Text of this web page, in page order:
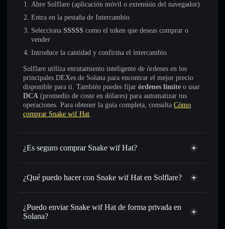
Abre Solflare (aplicación móvil o extensión del navegador)
Entra en la pestaña de Intercambio
Selecciona SSSSS como el token que deseas comprar o
vender
Introduce la cantidad y confirma el intercambio
Solflare utiliza enrutamiento inteligente de órdenes en los
principales DEXes de Solana para encontrar el mejor precio
disponible para ti. También puedes fijar órdenes límite o usar
DCA (promedio de coste en dólares) para automatizar tus
operaciones. Para obtener la guía completa, consulta Cómo
comprar Snake wif Hat.
¿Es seguro comprar Snake wif Hat?
Snake wif Hat no está verificado
¿Qué puedo hacer con Snake wif Hat en Solflare?
Snake wif Hat
cartera de Solflare
Intercambiar al instante: operar con SSSSS para SOL,
USDC o miles de otros tokens de Solana con enrutamiento
¿Puedo enviar Snake wif Hat de forma privada en
Solana?